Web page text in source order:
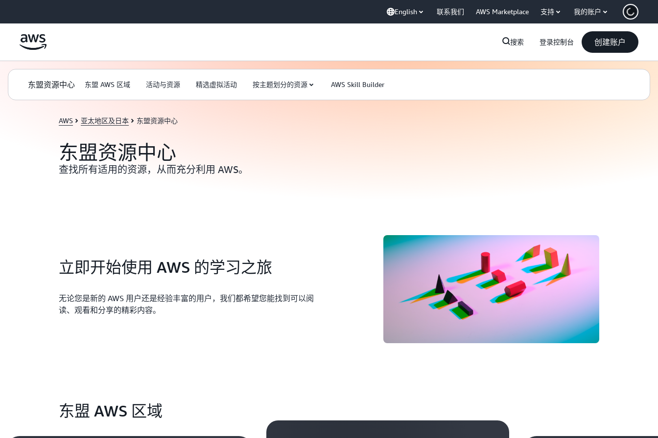
English 联系我们 AWS Marketplace 支持 我的账户
搜索 登录控制台 创建账户
东盟资源中心 东盟 AWS 区域 活动与资源 精选虚拟活动 按主题划分的资源 AWS Skill Builder
AWS 亚太地区及日本 东盟资源中心
东盟资源中心
查找所有适用的资源，从而充分利用 AWS。
立即开始使用 AWS 的学习之旅
无论您是新的 AWS 用户还是经验丰富的用户，我们都希望您能找到可以阅
读、观看和分享的精彩内容。
东盟 AWS 区域